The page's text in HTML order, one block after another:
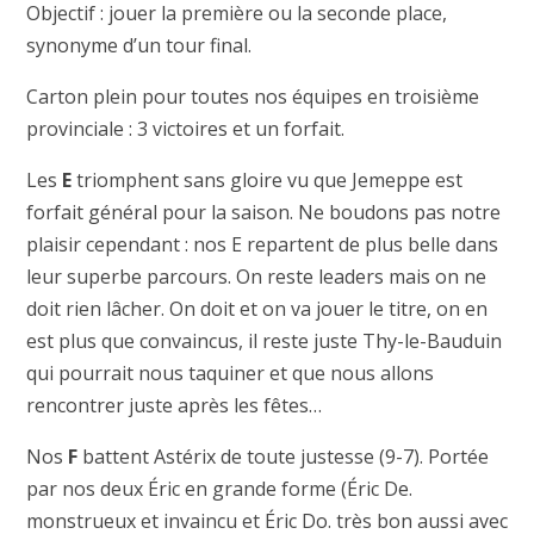
Objectif : jouer la première ou la seconde place,
synonyme d’un tour final.
Carton plein pour toutes nos équipes en troisième
provinciale : 3 victoires et un forfait.
Les Etriomphent sans gloire vu que Jemeppe est
forfait général pour la saison. Ne boudons pas notre
plaisir cependant : nos E repartent de plus belle dans
leur superbe parcours. On reste leaders mais on ne
doit rien lâcher. On doit et on va jouer le titre, on en
est plus que convaincus, il reste juste Thy-le-Bauduin
qui pourrait nous taquiner et que nous allons
rencontrer juste après les fêtes…
Nos Fbattent Astérix de toute justesse (9-7). Portée
par nos deux Éric en grande forme (Éric De.
monstrueux et invaincu et Éric Do. très bon aussi avec